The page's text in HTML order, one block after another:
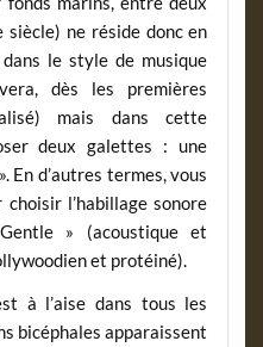
ne réside donc en
le style de musique
dès les premières
mais dans cette
deux galettes : une
En d’autres termes, vous
l’habillage sonore
» (acoustique et
et protéiné).
à l’aise dans tous les
bicéphales apparaissent